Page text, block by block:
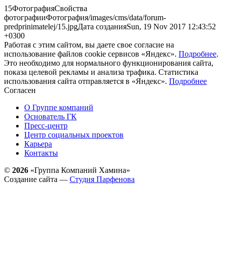
15ФотографияСвойства
фотографииФотография/images/cms/data/forum-
predprinimatelej/15.jpgДата созданияSun, 19 Nov 2017 12:43:52
+0300
Работая с этим сайтом, вы даете свое согласие на
использование файлов cookie сервисов «Яндекс». Подробнее.
Это необходимо для нормального функционирования сайта,
показа целевой рекламы и анализа трафика. Статистика
использования сайта отправляется в «Яндекс». Подробнее
Согласен
О Группе компаний
Основатель ГК
Пресс-центр
Центр социальных проектов
Карьера
Контакты
© 2026 «Группа Компаний Хамина»
Создание сайта — Студия Парфенова